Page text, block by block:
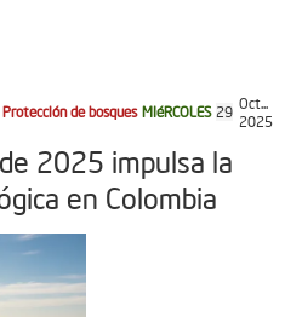
Protección de bosques MIéRCOLES 29 Oct...
2025
2025 impulsa la
en Colombia